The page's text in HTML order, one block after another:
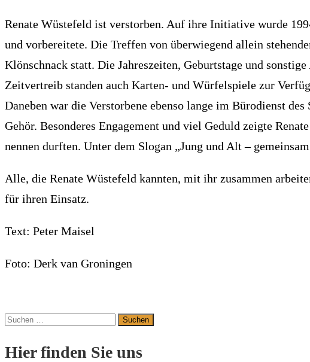
Renate Wüstefeld ist verstorben. Auf ihre Initiative wurde
und vorbereitete. Die Treffen von überwiegend allein
Klönschnack statt. Die Jahreszeiten, Geburtstage und
Zeitvertreib standen auch Karten- und Würfelspiele zur
Daneben war die Verstorbene ebenso lange im Bürodienst
Gehör. Besonderes Engagement und viel Geduld zeigte
nennen durften. Unter dem Slogan „Jung und Alt –
Alle, die Renate Wüstefeld kannten, mit ihr zusammen
für ihren Einsatz.
Text: Peter Maisel
Foto: Derk van Groningen
Suchen
Hier finden Sie uns